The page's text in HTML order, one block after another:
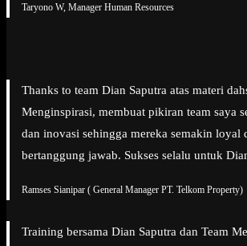
Taryono W, Manager Human Resources
Thanks to team Dian Saputra atas materi
Menginspirasi, membuat pikiran team saya
dan inovasi sehingga mereka semakin loyal
bertanggung jawab. Sukses selalu untuk
Ramses Sianipar ( General Manager PT. Telkom Property)
Training bersama Dian Saputra dan Team